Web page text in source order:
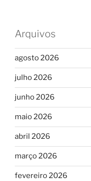
Arquivos
agosto 2026
julho 2026
junho 2026
maio 2026
abril 2026
março 2026
fevereiro 2026